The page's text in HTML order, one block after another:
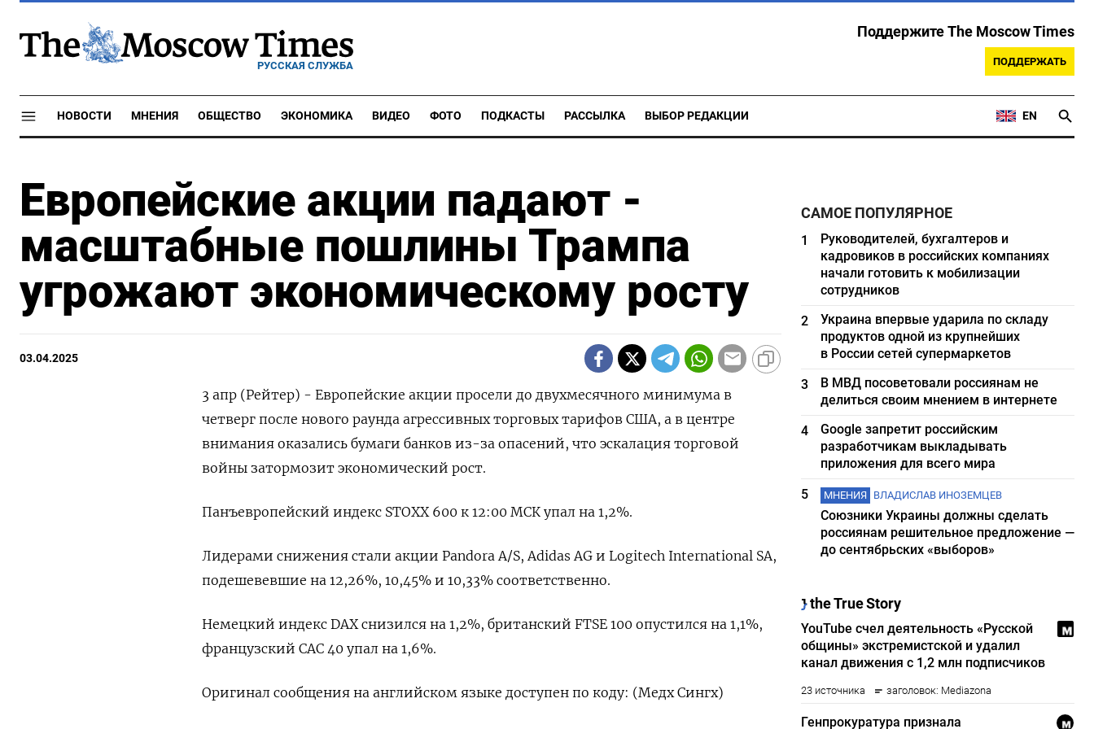
РУССКАЯ СЛУЖБА
Поддержите The Moscow Times
ПОДДЕРЖАТЬ
НОВОСТИ МНЕНИЯ ОБЩЕСТВО ЭКОНОМИКА ВИДЕО ФОТО ПОДКАСТЫ РАССЫЛКА ВЫБОР РЕДАКЦИИ EN
Европейские акции падают -
масштабные пошлины Трампа
угрожают экономическому росту
03.04.2025
3 апр (Рейтер) - Европейские акции просели до двухмесячного минимума в
четверг после нового раунда агрессивных торговых тарифов США, а в центре
внимания оказались бумаги банков из-за опасений, что эскалация торговой
войны затормозит экономический рост.
Панъевропейский индекс STOXX 600 к 12:00 МСК упал на 1,2%.
Лидерами снижения стали акции Pandora A/S, Adidas AG и Logitech International SA,
подешевевшие на 12,26%, 10,45% и 10,33% соответственно.
Немецкий индекс DAX снизился на 1,2%, британский FTSE 100 опустился на 1,1%,
французский CAC 40 упал на 1,6%.
Оригинал сообщения на английском языке доступен по коду: (Медх Сингх)
САМОЕ ПОПУЛЯРНОЕ
1
Руководителей, бухгалтеров и
кадровиков в российских компаниях
начали готовить к мобилизации
сотрудников
2
Украина впервые ударила по складу
продуктов одной из крупнейших
в России сетей супермаркетов
3
В МВД посоветовали россиянам не
делиться своим мнением в интернете
4
Google запретит российским
разработчикам выкладывать
приложения для всего мира
5
МНЕНИЯ ВЛАДИСЛАВ ИНОЗЕМЦЕВ
Союзники Украины должны сделать
россиянам решительное предложение —
до сентябрьских «выборов»